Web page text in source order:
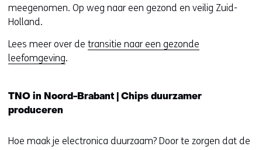
meegenomen. Op weg naar een gezond en veilig Zuid-
Holland.
Lees meer over de transitie naar een gezonde
leefomgeving.
TNO in Noord-Brabant | Chips duurzamer
produceren
Hoe maak je electronica duurzaam? Door te zorgen dat de